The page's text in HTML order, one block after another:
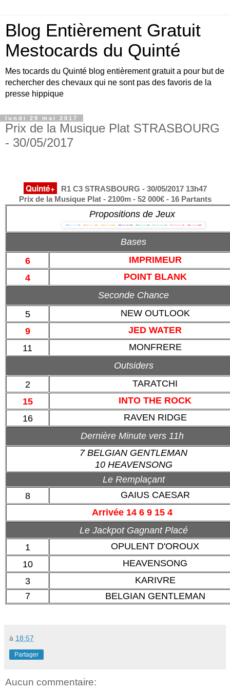
Blog Entièrement Gratuit
Mestocards du Quinté
Mes tocards du Quinté blog entièrement gratuit a pour but de
rechercher des chevaux qui ne sont pas des favoris de la
presse hippique
lundi 29 mai 2017
Prix de la Musique Plat STRASBOURG
- 30/05/2017
Quinté+
R1 C3 STRASBOURG - 30/05/2017 13h47
Prix de la Musique Plat - 2100m - 52 000€ - 16 Partants
Propositions de Jeux
Bases
6
IMPRIMEUR
4
POINT BLANK
Seconde Chance
5
NEW OUTLOOK
9
JED WATER
11
MONFRERE
Outsiders
2
TARATCHI
15
INTO THE ROCK
16
RAVEN RIDGE
Dernière Minute vers 11h
7 BELGIAN GENTLEMAN
10 HEAVENSONG
Le Remplaçant
8
GAIUS CAESAR
Arrivée 14 6 9 15 4
Le Jackpot Gagnant Placé
1
OPULENT D'OROUX
10
HEAVENSONG
3
KARIVRE
7
BELGIAN GENTLEMAN
à 18:57
Partager
Aucun commentaire: